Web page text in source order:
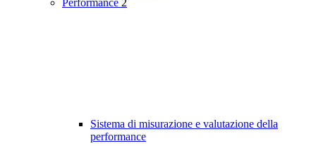
Performance 2
Sistema di misurazione e valutazione della
performance